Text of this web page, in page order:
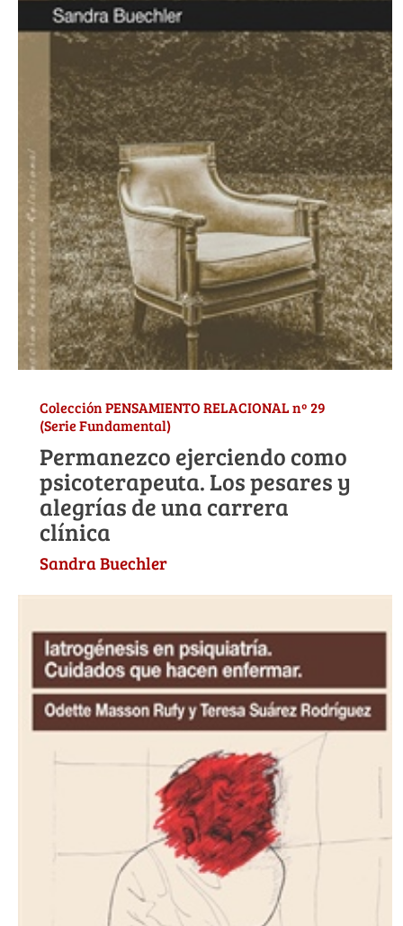
Colección PENSAMIENTO RELACIONAL nº 29
(Serie Fundamental)
Permanezco ejerciendo como
psicoterapeuta. Los pesares y
alegrías de una carrera
clínica
Sandra Buechler